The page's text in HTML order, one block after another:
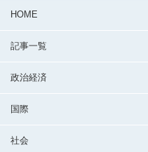
HOME
記事一覧
政治経済
国際
社会